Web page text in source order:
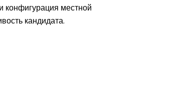
конфигурация местной
кандидата.